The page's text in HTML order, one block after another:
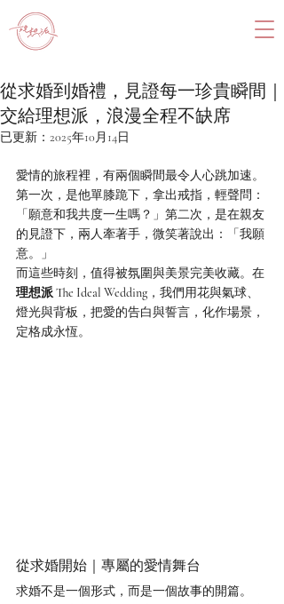
從求婚到婚禮，見證每一珍貴瞬間｜
交給理想派，浪漫全程不缺席
已更新： 2025年10月14日
愛情的旅程裡，有兩個瞬間最令人心跳加速。
第一次，是他單膝跪下，拿出戒指，輕聲問：
「願意和我共度一生嗎？」第二次，是在親友
的見證下，兩人牽著手，微笑著說出：「我願
意。」
而這些時刻，值得被氛圍與美景完美收藏。在
理想派 The Ideal Wedding ，我們用花與氣球、
燈光與背板，把愛的告白與誓言，化作場景，
定格成永恆。
從求婚開始｜專屬的愛情舞台
求婚不是一個形式，而是一個故事的開篇。